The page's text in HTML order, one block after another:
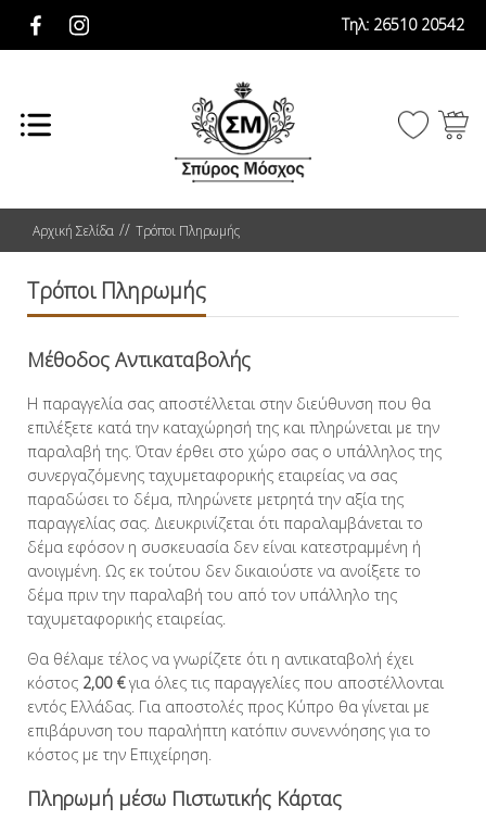
Τηλ: 26510 20542
Αρχική Σελίδα Τρόποι Πληρωμής
Τρόποι Πληρωμής
Μέθοδος Αντικαταβολής
Η παραγγελία σας αποστέλλεται στην διεύθυνση που θα
επιλέξετε κατά την καταχώρησή της και πληρώνεται με την
παραλαβή της. Όταν έρθει στο χώρο σας ο υπάλληλος της
συνεργαζόμενης ταχυμεταφορικής εταιρείας να σας
παραδώσει το δέμα, πληρώνετε μετρητά την αξία της
παραγγελίας σας. Διευκρινίζεται ότι παραλαμβάνεται το
δέμα εφόσον η συσκευασία δεν είναι κατεστραμμένη ή
ανοιγμένη. Ως εκ τούτου δεν δικαιούστε να ανοίξετε το
δέμα πριν την παραλαβή του από τον υπάλληλο της
ταχυμεταφορικής εταιρείας.
Θα θέλαμε τέλος να γνωρίζετε ότι η αντικαταβολή έχει
κόστος 2,00 €για όλες τις παραγγελίες που αποστέλλονται
εντός Ελλάδας. Για αποστολές προς Κύπρο θα γίνεται με
επιβάρυνση του παραλήπτη κατόπιν συνεννόησης για το
κόστος με την Επιχείρηση.
Πληρωμή μέσω Πιστωτικής Κάρτας